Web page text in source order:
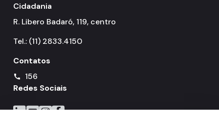
Cidadania
R. Libero Badaró, 119, centro
Tel.: (11) 2833.4150
Contatos
call
156
Redes Sociais
Icone do LinkedIn
Icone do YouTube
Icone do Instagram
Icone do Facebook